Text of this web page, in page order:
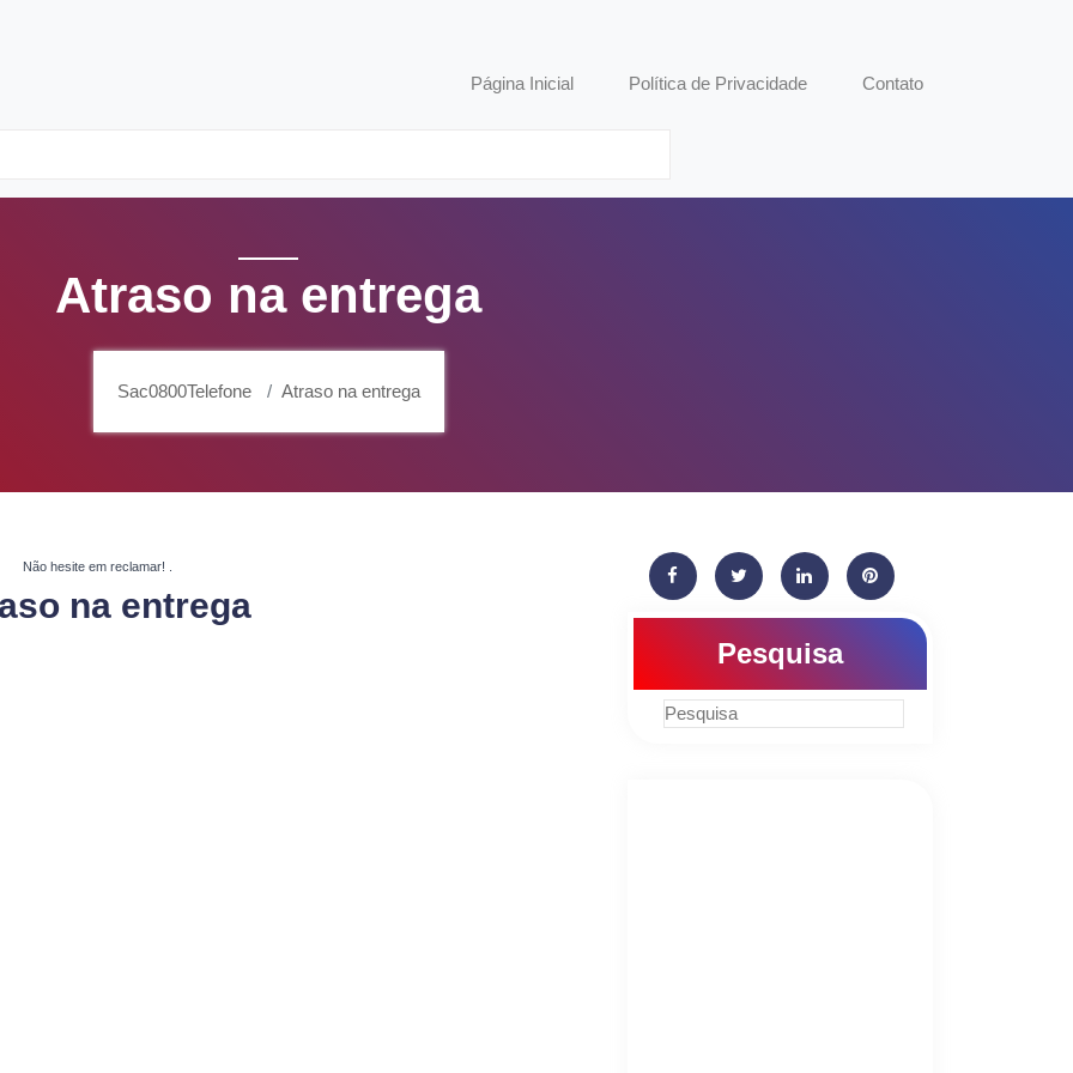
Página Inicial Política de Privacidade Contato
Atraso na entrega
Sac0800Telefone Atraso na entrega
Não hesite em reclamar!
na entrega
Pesquisa